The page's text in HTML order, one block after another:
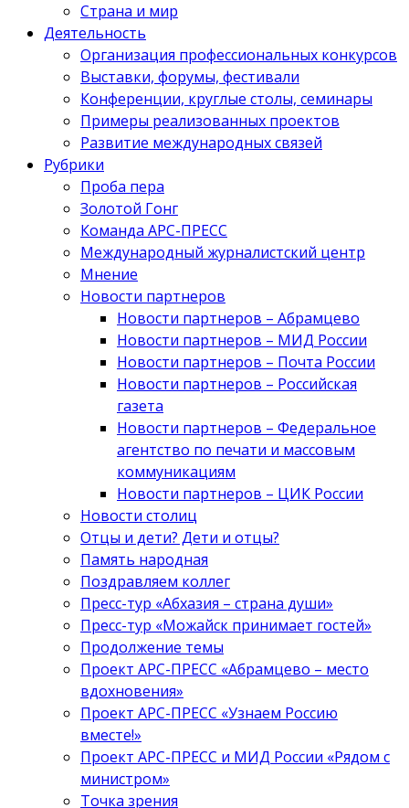
Страна и мир
Деятельность
Организация профессиональных конкурсов
Выставки, форумы, фестивали
Конференции, круглые столы, семинары
Примеры реализованных проектов
Развитие международных связей
Рубрики
Проба пера
Золотой Гонг
Команда АРС-ПРЕСС
Международный журналистский центр
Мнение
Новости партнеров
Новости партнеров – Абрамцево
Новости партнеров – МИД России
Новости партнеров – Почта России
Новости партнеров – Российская
газета
Новости партнеров – Федеральное
агентство по печати и массовым
коммуникациям
Новости партнеров – ЦИК России
Новости столиц
Отцы и дети? Дети и отцы?
Память народная
Поздравляем коллег
Пресс-тур «Абхазия – страна души»
Пресс-тур «Можайск принимает гостей»
Продолжение темы
Проект АРС-ПРЕСС «Абрамцево – место
вдохновения»
Проект АРС-ПРЕСС «Узнаем Россию
вместе!»
Проект АРС-ПРЕСС и МИД России «Рядом с
министром»
Точка зрения